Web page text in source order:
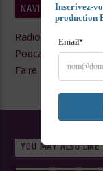
NAVIGATE
Radio Live
Podcasts
Faire un Don
YOU MAY ALSO LIKE
Inscrivez-
production
Email*